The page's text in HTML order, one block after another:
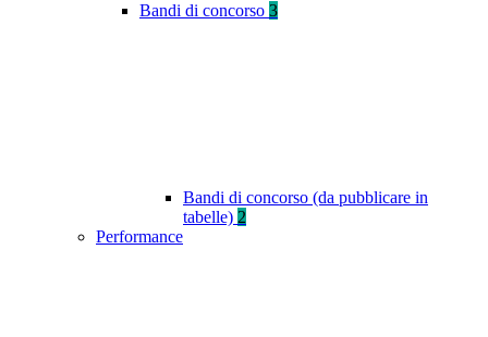
Bandi di concorso 3
Bandi di concorso (da pubblicare in
tabelle) 2
Performance